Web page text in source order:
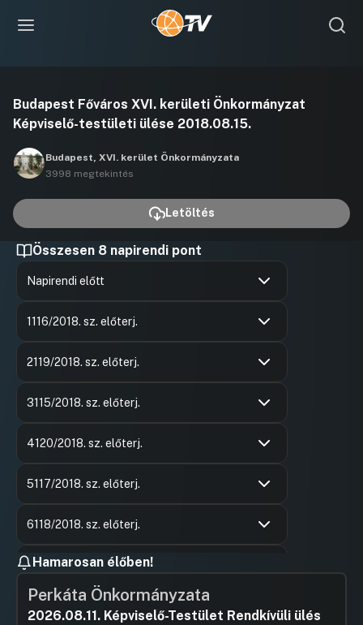
lejátszása
Budapest Főváros XVI. kerületi Önkormányzat
Képviselő-testületi ülése 2018.08.15.
Budapest, XVI. kerület Önkormányzata
3998 megtekintés
Letöltés
Összesen 8 napirendi pont
Napirendi előtt
1116/2018. sz. előterj.
2119/2018. sz. előterj.
3115/2018. sz. előterj.
4120/2018. sz. előterj.
5117/2018. sz. előterj.
6118/2018. sz. előterj.
Hozzászólások
7 Hamarosan élőben!
Perkáta Önkormányzata
2026.08.11. Képviselő-Testület Rendkívüli ülés